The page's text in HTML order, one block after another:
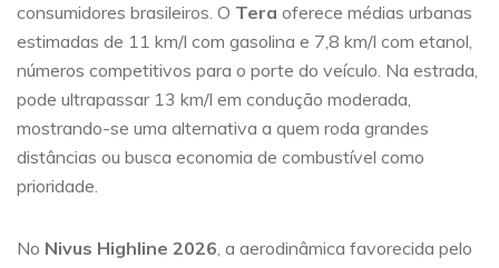
consumidores brasileiros. O Tera oferece médias urbanas
estimadas de 11 km/l com gasolina e 7,8 km/l com etanol,
números competitivos para o porte do veículo. Na estrada,
pode ultrapassar 13 km/l em condução moderada,
mostrando-se uma alternativa a quem roda grandes
distâncias ou busca economia de combustível como
prioridade.
No Nivus Highline 2026, a aerodinâmica favorecida pelo